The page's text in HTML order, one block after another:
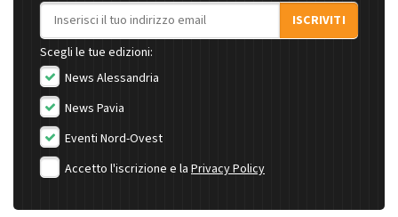
Indirizzo email
ISCRIVITI
Scegli le tue edizioni:
News Alessandria
News Pavia
Eventi Nord-Ovest
Accetto l'iscrizione e la Privacy Policy